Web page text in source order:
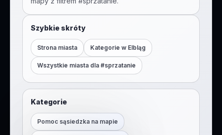
Szybkie skróty
Strona miasta Kategorie w Elbląg
Wszystkie miasta dla #sprzatanie
Kategorie
Pomoc sąsiedzka na mapie